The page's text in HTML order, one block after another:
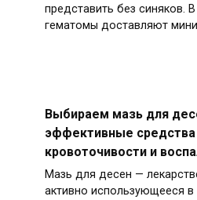
представить без синяков.
гематомы доставляют
Выбираем мазь для
эффективные средства
кровоточивости и
Мазь для десен —
активно использующееся в